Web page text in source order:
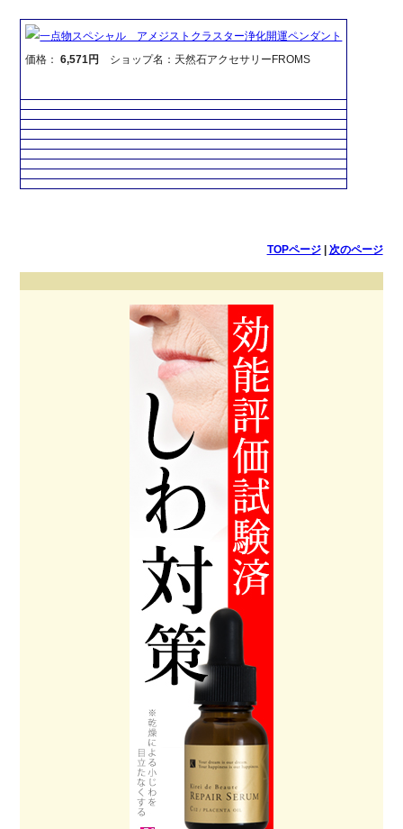
一点物スペシャル アメジストクラスター浄化開運ペンダント
価格：6,571円 ショップ名：天然石アクセサリーFROMS
TOPページ| 次のページ